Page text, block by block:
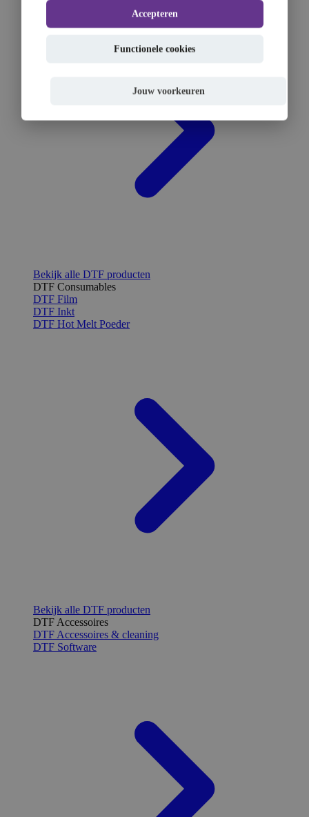
Bekijk alle DTF producten
DTF Consumables
DTF Film
DTF Inkt
DTF Hot Melt Poeder
Bekijk alle DTF producten
DTF Accessoires
DTF Accessoires & cleaning
DTF Software
Accepteren
Functionele cookies
Jouw voorkeuren